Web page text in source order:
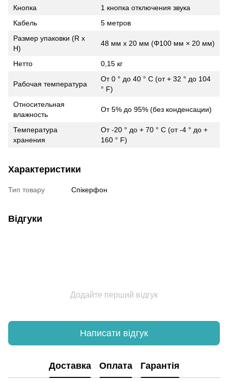
Кнопка
1 кнопка отключения звука
Кабель
5 метров
Размер упаковки (R x
H)
48 мм x 20 мм (Φ100 мм × 20 мм)
Нетто 0,15 кг
Рабочая температура
От 0 ° до 40 ° C (от + 32 ° до 104
° F)
Относительная
влажность
От 5% до 95% (без конденсации)
Температура
хранения
От -20 ° до + 70 ° C (от -4 ° до +
160 ° F)
Характеристики
Тип товару Спікерфон
Відгуки
Додайте перший відгук
Написати відгук
Доставка Оплата Гарантія